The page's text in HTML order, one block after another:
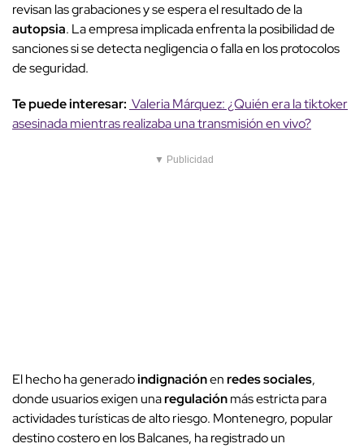
revisan las grabaciones y se espera el resultado de la
autopsia. La empresa implicada enfrenta la posibilidad de
sanciones si se detecta negligencia o falla en los protocolos
de seguridad.
Te puede interesar: Valeria Márquez: ¿Quién era la tiktoker
asesinada mientras realizaba una transmisión en vivo?
▼ Publicidad
El hecho ha generadoindignaciónenredes sociales,
donde usuarios exigen unaregulaciónmás estricta para
actividades turísticas de alto riesgo. Montenegro, popular
destino costero en los Balcanes, ha registrado un